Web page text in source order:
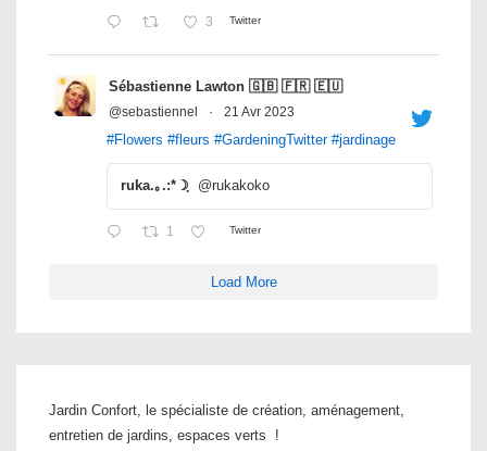
3 Twitter
Sébastienne Lawton 🇬🇧 🇫🇷 🇪🇺
@sebastiennel · 21 Avr 2023
#Flowers #fleurs #GardeningTwitter #jardinage
ruka.｡.:*☽ฺ @rukakoko
1 Twitter
Load More
Jardin Confort, le spécialiste de création, aménagement,
entretien de jardins, espaces verts !